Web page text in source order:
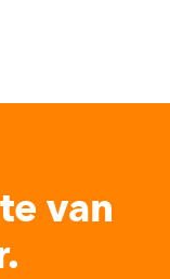
van